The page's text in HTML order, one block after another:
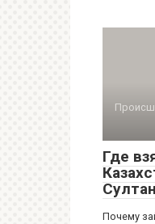
Где
Почему